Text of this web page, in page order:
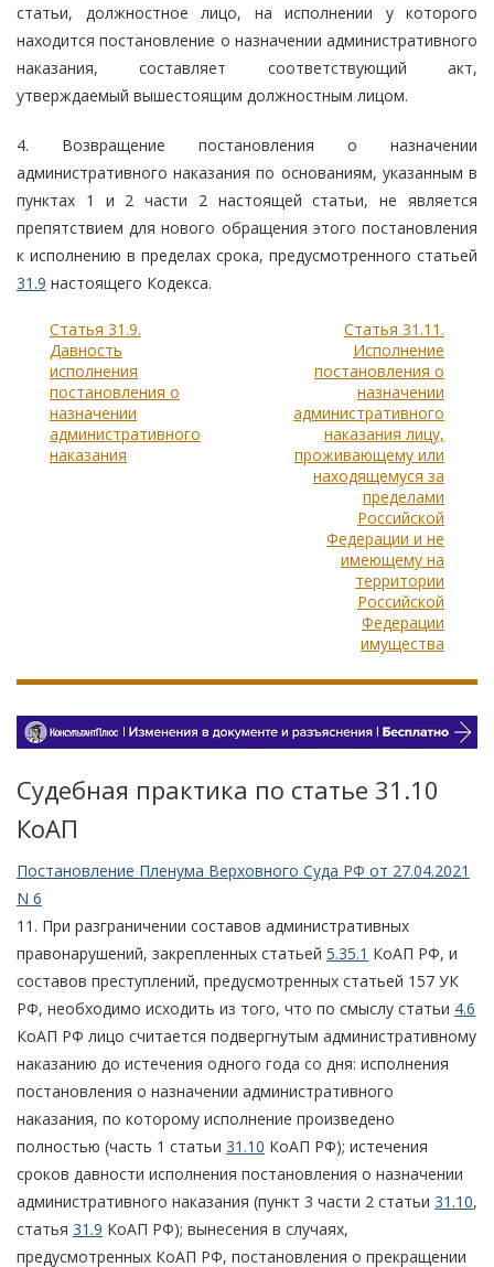
статьи, должностное лицо, на исполнении у которого
находится постановление о назначении административного
наказания, составляет соответствующий акт,
утверждаемый вышестоящим должностным лицом.
4. Возвращение постановления о назначении
административного наказания по основаниям, указанным в
пунктах 1 и 2 части 2 настоящей статьи, не является
препятствием для нового обращения этого постановления
к исполнению в пределах срока, предусмотренного статьей
31.9 настоящего Кодекса.
Статья 31.9.
Давность
исполнения
постановления о
назначении
административного
наказания
Статья 31.11.
Исполнение
постановления о
назначении
административного
наказания лицу,
проживающему или
находящемуся за
пределами
Российской
Федерации и не
имеющему на
территории
Российской
Федерации
имущества
Судебная практика по статье 31.10
КоАП
Постановление Пленума Верховного Суда РФ от 27.04.2021
N 6
11. При разграничении составов административных
правонарушений, закрепленных статьей 5.35.1 КоАП РФ, и
составов преступлений, предусмотренных статьей 157 УК
РФ, необходимо исходить из того, что по смыслу статьи 4.6
КоАП РФ лицо считается подвергнутым административному
наказанию до истечения одного года со дня: исполнения
постановления о назначении административного
наказания, по которому исполнение произведено
полностью (часть 1 статьи 31.10 КоАП РФ); истечения
сроков давности исполнения постановления о назначении
административного наказания (пункт 3 части 2 статьи 31.10,
статья 31.9 КоАП РФ); вынесения в случаях,
предусмотренных КоАП РФ, постановления о прекращении